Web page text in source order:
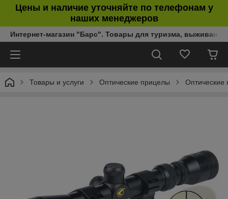
Цены и наличие уточняйте по телефонам у
наших менеджеров
Интернет-магазин "Барс". Товары для туризма,
Товары и услуги Оптические прицелы Оптические